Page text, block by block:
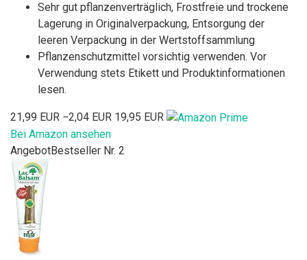
Sehr gut pflanzenverträglich, Frostfreie und trockene
Lagerung in Originalverpackung, Entsorgung der
leeren Verpackung in der Wertstoffsammlung
Pflanzenschutzmittel vorsichtig verwenden. Vor
Verwendung stets Etikett und Produktinformationen
lesen.
21,99 EUR −2,04 EUR 19,95 EUR
Bei Amazon ansehen
AngebotBestseller Nr. 2